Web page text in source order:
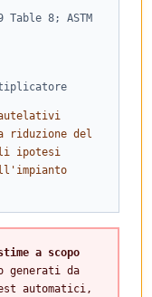
Table 8; ASTM
riduzione del
ipotesi
a scopo
da
automatici,